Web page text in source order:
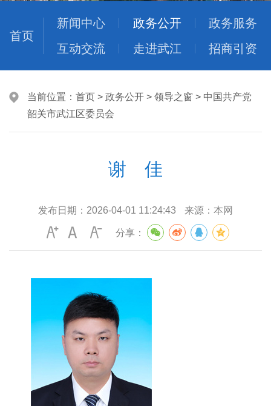
首页
新闻中心 政务公开
政务服务
互动交流
走进武江 招商引资
当前位置： 首页 > 政务公开 > 领导之窗 > 中国共产党
韶关市武江区委员会
谢 佳
发布日期： 2026-04-01 11:24:43 来源： 本网
分享：